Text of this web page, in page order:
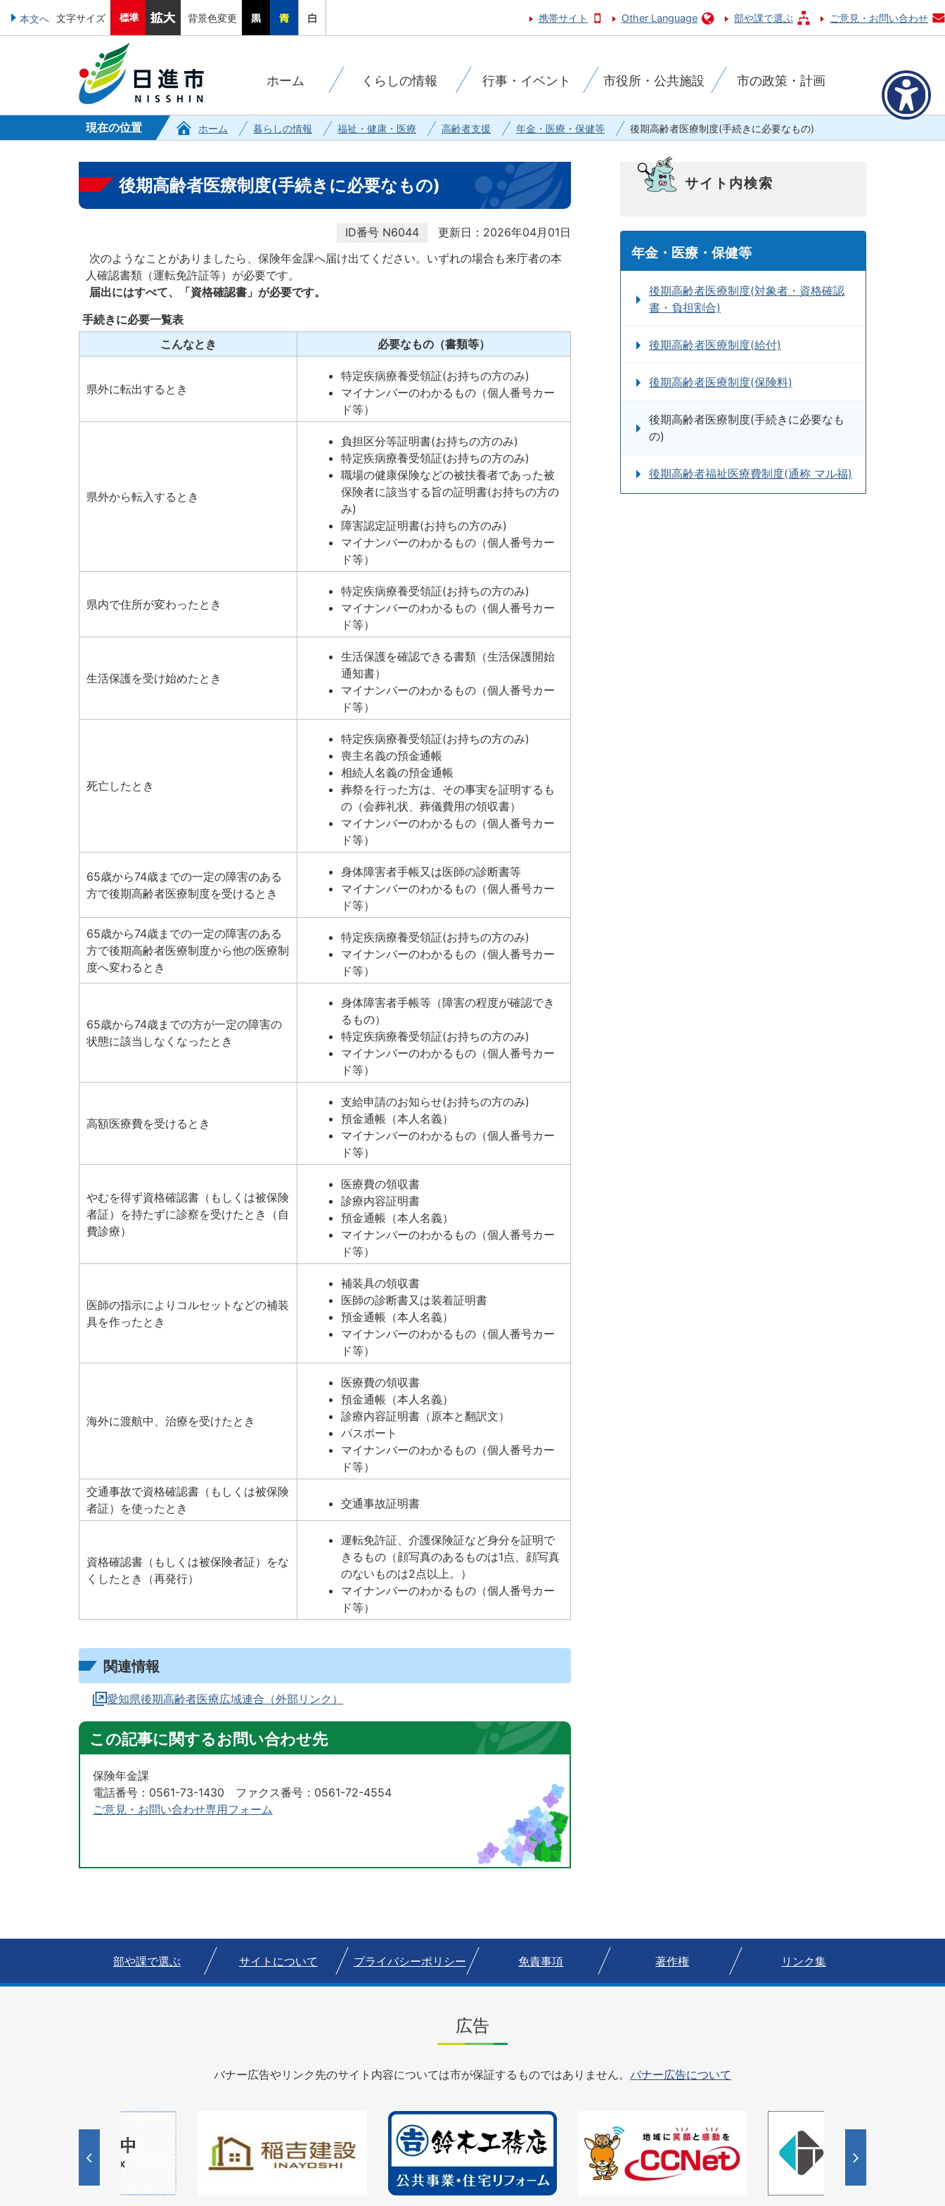
本文へ 文字サイズ 背景色変更 携帯サイト Other Language 部や課で選ぶ ご意見・お問い合わせ
ホーム くらしの情報 行事・イベント 市役所・公共施設 市の政策・計画
現在の位置 ホーム 暮らしの情報 福祉・健康・医療 高齢者支援 年金・医療・保健等 後期高齢者医療制度(手続きに必要なもの)
後期高齢者医療制度(手続きに必要なもの)
ID番号 N6044
更新日：2026年04月01日
次のようなことがありましたら、保険年金課へ届け出てください。いずれの場合も来庁者の本
人確認書類（運転免許証等）が必要です。
届出にはすべて、「資格確認書」が必要です。
手続きに必要一覧表
こんなとき
必要なもの（書類等）
県外に転出するとき
特定疾病療養受領証(お持ちの方のみ)
マイナンバーのわかるもの（個人番号カー
ド等）
県外から転入するとき
負担区分等証明書(お持ちの方のみ)
特定疾病療養受領証(お持ちの方のみ)
職場の健康保険などの被扶養者であった被
保険者に該当する旨の証明書(お持ちの方の
み)
障害認定証明書(お持ちの方のみ)
マイナンバーのわかるもの（個人番号カー
ド等）
県内で住所が変わったとき
特定疾病療養受領証(お持ちの方のみ)
マイナンバーのわかるもの（個人番号カー
ド等）
生活保護を受け始めたとき
生活保護を確認できる書類（生活保護開始
通知書）
マイナンバーのわかるもの（個人番号カー
ド等）
死亡したとき
特定疾病療養受領証(お持ちの方のみ)
喪主名義の預金通帳
相続人名義の預金通帳
葬祭を行った方は、その事実を証明するも
の（会葬礼状、葬儀費用の領収書）
マイナンバーのわかるもの（個人番号カー
ド等）
65歳から74歳までの一定の障害のある
方で後期高齢者医療制度を受けるとき
身体障害者手帳又は医師の診断書等
マイナンバーのわかるもの（個人番号カー
ド等）
65歳から74歳までの一定の障害のある
方で後期高齢者医療制度から他の医療制
度へ変わるとき
特定疾病療養受領証(お持ちの方のみ)
マイナンバーのわかるもの（個人番号カー
ド等）
65歳から74歳までの方が一定の障害の
状態に該当しなくなったとき
身体障害者手帳等（障害の程度が確認でき
るもの）
特定疾病療養受領証(お持ちの方のみ)
マイナンバーのわかるもの（個人番号カー
ド等）
高額医療費を受けるとき
支給申請のお知らせ(お持ちの方のみ)
預金通帳（本人名義）
マイナンバーのわかるもの（個人番号カー
ド等）
やむを得ず資格確認書（もしくは被保険
者証）を持たずに診察を受けたとき（自
費診療）
医療費の領収書
診療内容証明書
預金通帳（本人名義）
マイナンバーのわかるもの（個人番号カー
ド等）
医師の指示によりコルセットなどの補装
具を作ったとき
補装具の領収書
医師の診断書又は装着証明書
預金通帳（本人名義）
マイナンバーのわかるもの（個人番号カー
ド等）
海外に渡航中、治療を受けたとき
医療費の領収書
預金通帳（本人名義）
診療内容証明書（原本と翻訳文）
パスポート
マイナンバーのわかるもの（個人番号カー
ド等）
交通事故で資格確認書（もしくは被保険
者証）を使ったとき
交通事故証明書
資格確認書（もしくは被保険者証）をな
くしたとき（再発行）
運転免許証、介護保険証など身分を証明で
きるもの（顔写真のあるものは1点、顔写真
のないものは2点以上。）
マイナンバーのわかるもの（個人番号カー
ド等）
関連情報
愛知県後期高齢者医療広域連合（外部リンク）
この記事に関するお問い合わせ先
保険年金課
電話番号：0561-73-1430 ファクス番号：0561-72-4554
ご意見・お問い合わせ専用フォーム
サイト内検索
年金・医療・保健等
後期高齢者医療制度(対象者・資格確認
書・負担割合)
後期高齢者医療制度(給付)
後期高齢者医療制度(保険料)
後期高齢者医療制度(手続きに必要なも
の)
後期高齢者福祉医療費制度(通称 マル福)
部や課で選ぶ サイトについて プライバシーポリシー 免責事項 著作権 リンク集
広告
バナー広告やリンク先のサイト内容については市が保証するものではありません。 バナー広告について
枚
目
目
の
枚
目
の
ス
枚
目
の